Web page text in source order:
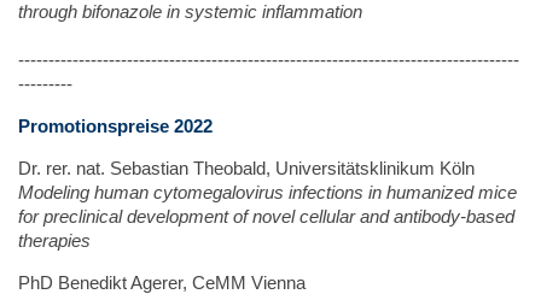
through bifonazole in systemic inflammation
-----------------------------------------------------------------------------------
---------
Promotionspreise 2022
Dr. rer. nat. Sebastian Theobald, Universitätsklinikum Köln
Modeling human cytomegalovirus infections in humanized mice
for preclinical development of novel cellular and antibody-based
therapies
PhD Benedikt Agerer, CeMM Vienna